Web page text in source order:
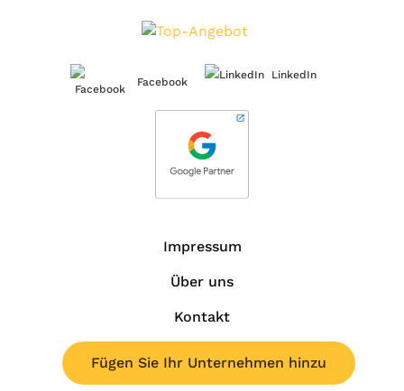
Facebook
LinkedIn
Impressum
Über uns
Kontakt
Fügen Sie Ihr Unternehmen hinzu